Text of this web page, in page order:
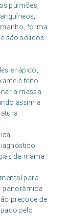
pulmões,
forma
são sólidos
e rápido,
é feito
a massa
assim a
da mama.
para
panorâmica
precoce de
pelo